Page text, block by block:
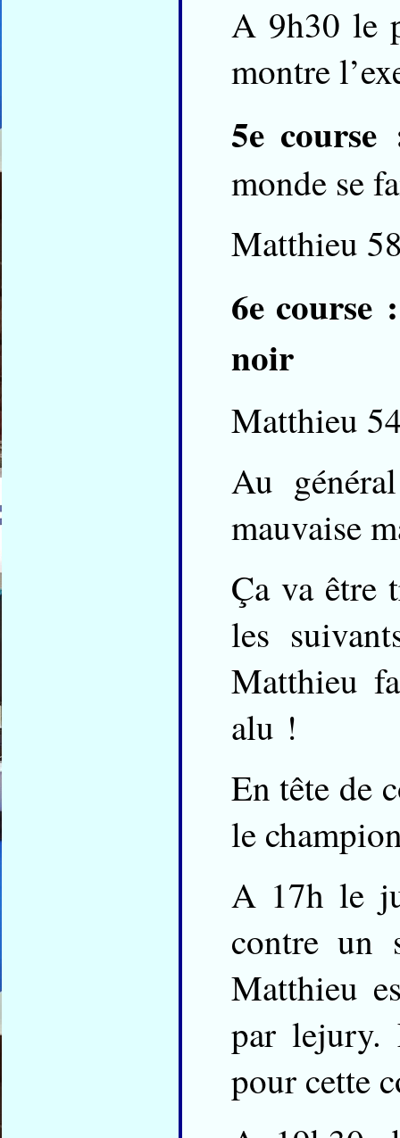
A 9h30 le
montre
5e
monde se
Matthieu
6e course
noir
Matthieu
Au
mauvaise
Ça va être
les
Matthieu
alu !
En tête de
le
A 17h le
contre un
Matthieu
par lejury.
pour cette